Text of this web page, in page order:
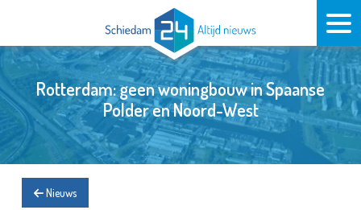
Rotterdam: geen woningbouw in Spaanse
Polder en Noord-West
Nieuws